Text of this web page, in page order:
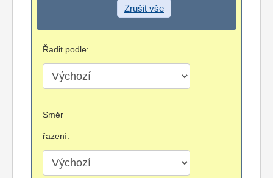
Zrušit vše
Řadit podle:
Směr
řazení: